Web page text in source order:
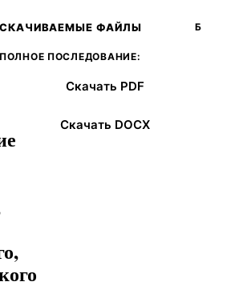
СКАЧИВАЕМЫЕ ФАЙЛЫ Б
ПОЛНОЕ ПОСЛЕДОВАНИЕ:
Скачать PDF
Скачать DOCX